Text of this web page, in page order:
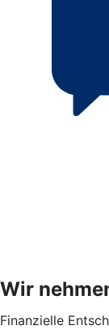
Wir
Finanzielle